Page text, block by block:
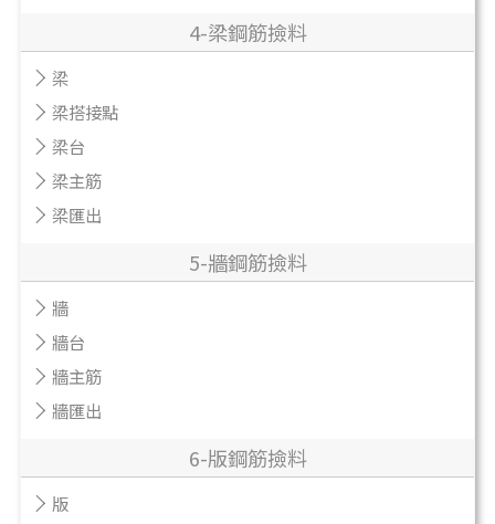
4-梁鋼筋撿料
梁
梁搭接點
梁台
梁主筋
梁匯出
5-牆鋼筋撿料
牆
牆台
牆主筋
牆匯出
6-版鋼筋撿料
版